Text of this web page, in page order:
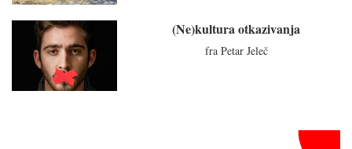
(Ne)kultura otkazivanja
fra Petar Jeleč